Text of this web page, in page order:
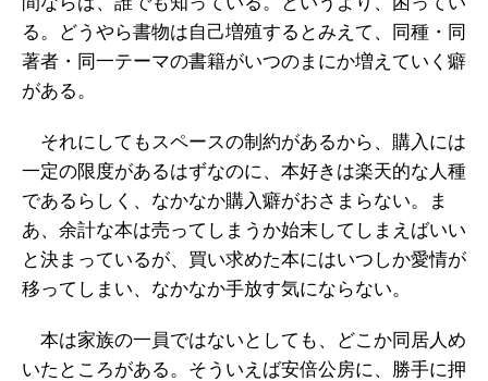
る。どうやら書物は自己増殖するとみえて、同種・同
著者・同一テーマの書籍がいつのまにか増えていく癖
がある。
それにしてもスペースの制約があるから、購入には
一定の限度があるはずなのに、本好きは楽天的な人種
であるらしく、なかなか購入癖がおさまらない。ま
あ、余計な本は売ってしまうか始末してしまえばいい
と決まっているが、買い求めた本にはいつしか愛情が
移ってしまい、なかなか手放す気にならない。
本は家族の一員ではないとしても、どこか同居人め
いたところがある。そういえば安倍公房に、勝手に押